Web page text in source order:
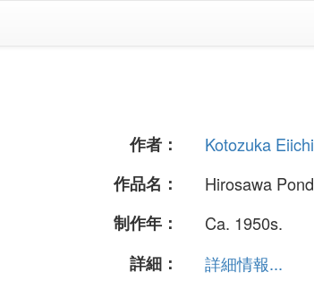
作者：
Kotozuka Eiichi
作品名：
Hirosawa Pond
制作年：
Ca. 1950s.
詳細：
詳細情報...